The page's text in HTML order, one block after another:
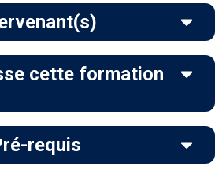
cette formation
requis